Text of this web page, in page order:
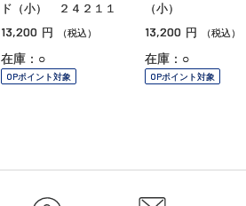
ド（小） ２４２１１
13,200 円 （税込）
在庫：○
OPポイント対象
（小）
13,200 円 （税込）
在庫：○
OPポイント対象